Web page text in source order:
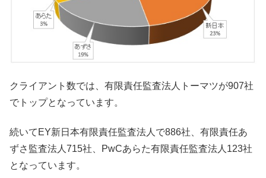
クライアント数では、有限責任監査法人トーマツが907社
でトップとなっています。
続いてEY新日本有限責任監査法人で886社、有限責任あ
ずさ監査法人715社、PwCあらた有限責任監査法人123社
となっています。